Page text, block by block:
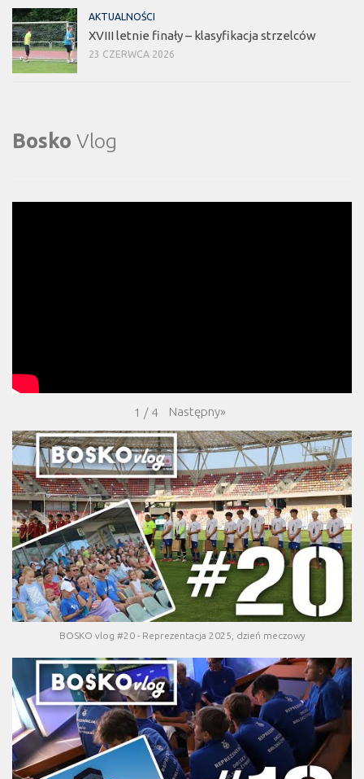
AKTUALNOŚCI
XVIII letnie finały – klasyfikacja strzelców
23 CZERWCA 2026
Bosko Vlog
1 / 4 Następny»
BOSKO vlog #20 - Reprezentacja 2025, dzień meczowy